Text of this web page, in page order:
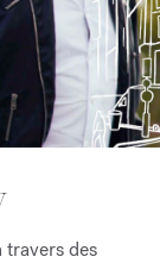
travers des